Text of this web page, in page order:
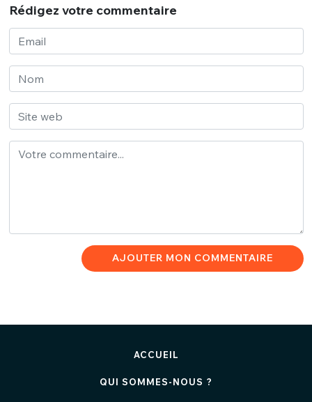
Rédigez votre commentaire
AJOUTER MON COMMENTAIRE
ACCUEIL
QUI SOMMES-NOUS ?